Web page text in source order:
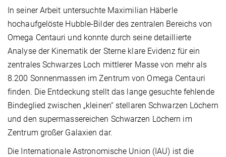
In seiner Arbeit untersuchte Maximilian Häberle
hochaufgelöste Hubble-Bilder des zentralen Bereichs von
Omega Centauri und konnte durch seine detaillierte
Analyse der Kinematik der Sterne klare Evidenz für ein
zentrales Schwarzes Loch mittlerer Masse von mehr als
8.200 Sonnenmassen im Zentrum von Omega Centauri
finden. Die Entdeckung stellt das lange gesuchte fehlende
Bindeglied zwischen „kleinen“ stellaren Schwarzen Löchern
und den supermassereichen Schwarzen Löchern im
Zentrum großer Galaxien dar.
Die Internationale Astronomische Union (IAU) ist die